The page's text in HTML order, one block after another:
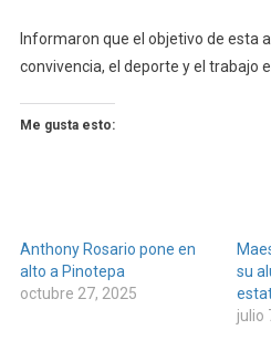
Informaron que el objetivo de esta
convivencia, el deporte y el trabajo
Me gusta esto:
Anthony Rosario pone en
alto a Pinotepa
octubre 27, 2025
su
julio